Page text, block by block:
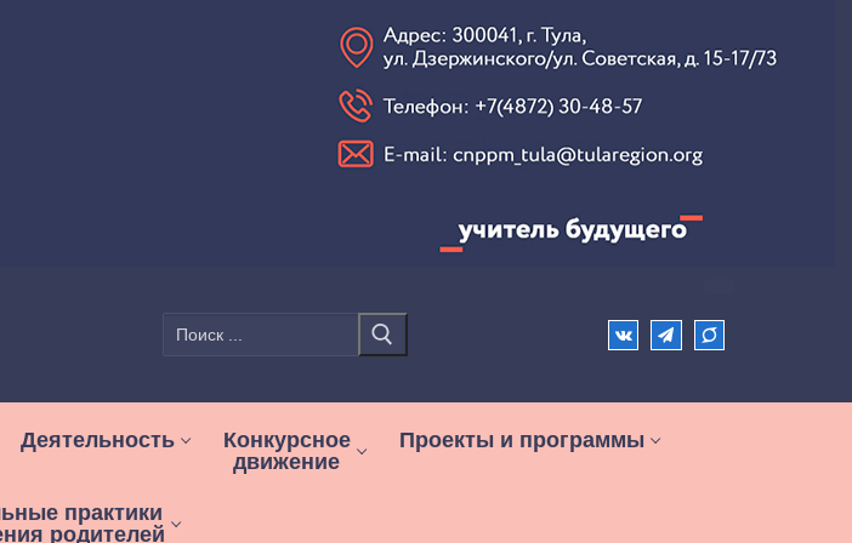
Найти:
Деятельность
Конкурсное
движение
Проекты и программы
практики
родителей